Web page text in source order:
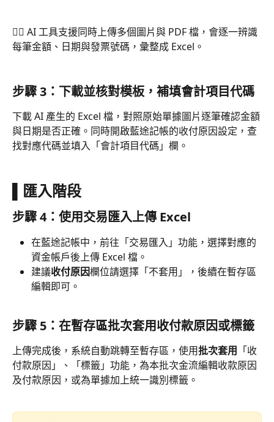
👇🏻 AI 工具支援同時上傳多個圖片與 PDF 檔，會逐一辨識
每筆金額、日期與發票號碼，彙整成 Excel。
步驟 3：下載並核對模板，補填會計項目代碼
下載 AI 產生的 Excel 檔，對照原始單據圖片逐筆確認金額
與日期是否正確。同時開啟藍途記帳的收付原因設定，查
找對應代碼並填入「會計項目代碼」欄。
▌匯入階段
步驟 4：使用交易匯入上傳 Excel
在藍途記帳中，前往「交易匯入」功能，選擇對應的
資金帳戶後上傳 Excel 檔。
建議收付原因欄位請選擇「不套用」，後續在暫存區
編輯即可。
步驟 5：在暫存區批次套用收付款原因或標籤
上傳完成後，系統自動跳轉至暫存區，使用批次套用 「收
付款原因」、「標籤」功能，為本批次金流編輯收款原因
及付款原因，或為單據加上統一識別標籤。